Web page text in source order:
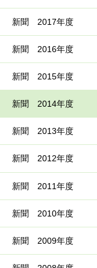
新聞 2017年度
新聞 2016年度
新聞 2015年度
新聞 2014年度
新聞 2013年度
新聞 2012年度
新聞 2011年度
新聞 2010年度
新聞 2009年度